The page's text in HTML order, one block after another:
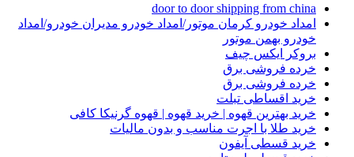
door to door shipping from china
امداد خودرو کرمان موتور/امداد خودرو مدیران خودرو/امداد
خودرو بهمن موتور
بروکر ایکس چیف
خرده فروشی برق
خرده فروشی برق
خرید اقساطی تبلت
خرید بهترین قهوه | خرید قهوه | قهوه گرنیکا کافی
خرید طلا با اجرت مناسب و بدون مالیات
خرید قسطی آیفون